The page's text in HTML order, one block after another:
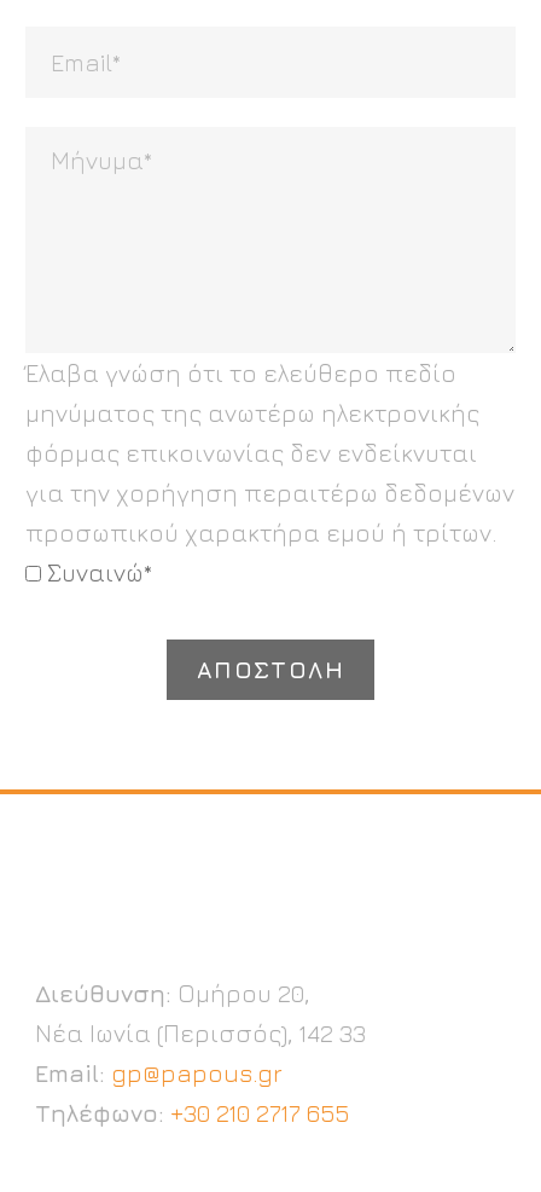
Έλαβα γνώση ότι το ελεύθερο πεδίο
μηνύματος της ανωτέρω ηλεκτρονικής
φόρμας επικοινωνίας δεν ενδείκνυται
για την χορήγηση περαιτέρω δεδομένων
προσωπικού χαρακτήρα εμού ή τρίτων.
Συναινώ*
Διεύθυνση: Ομήρου 20,
Νέα Ιωνία (Περισσός), 142 33
Email: gp@papous.gr
Τηλέφωνο: +30 210 2717 655